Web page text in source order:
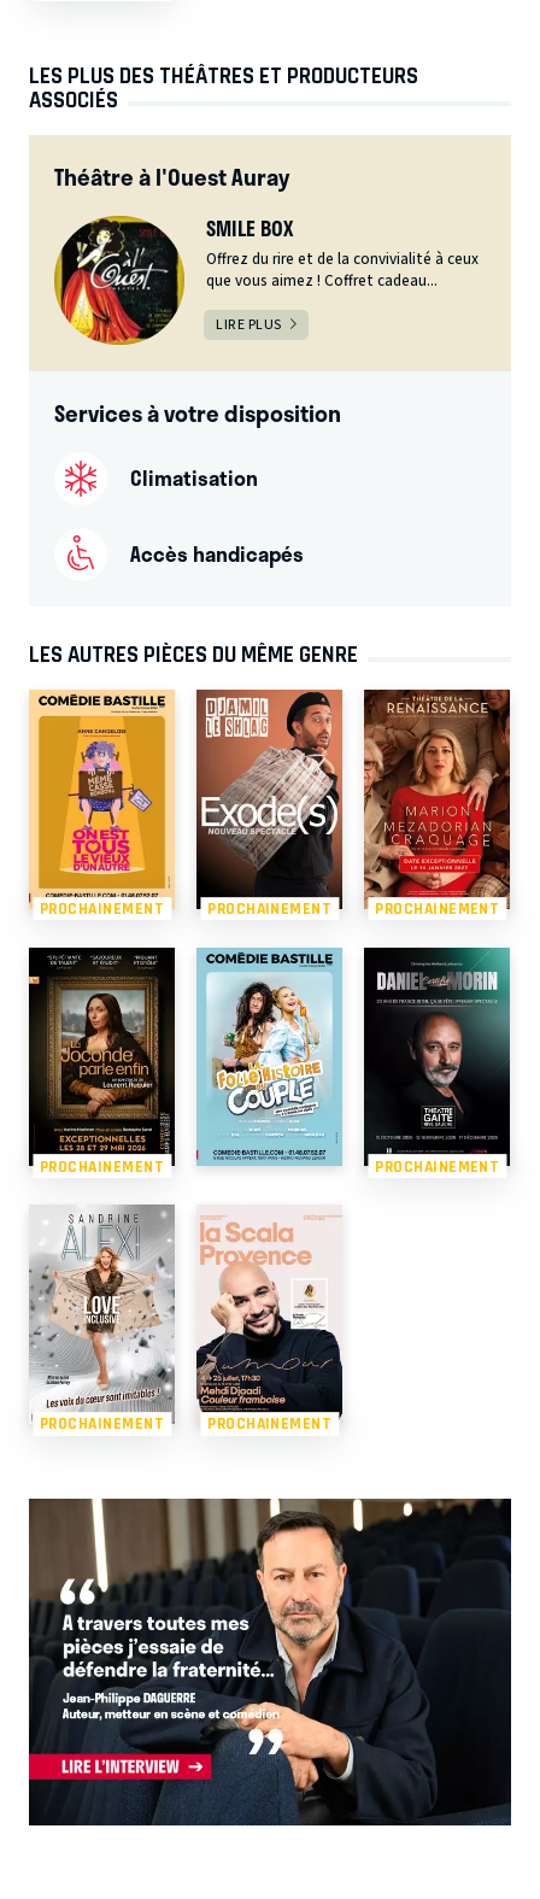
LES PLUS DES THÉÂTRES ET PRODUCTEURS
ASSOCIÉS
Théâtre à l'Ouest Auray
SMILE BOX
Offrez du rire et de la convivialité à ceux
que vous aimez ! Coffret cadeau...
LIRE PLUS
Services à votre disposition
Climatisation
Accès handicapés
LES AUTRES PIÈCES DU MÊME GENRE
PROCHAINEMENT PROCHAINEMENT PROCHAINEMENT
PROCHAINEMENT PROCHAINEMENT
PROCHAINEMENT PROCHAINEMENT